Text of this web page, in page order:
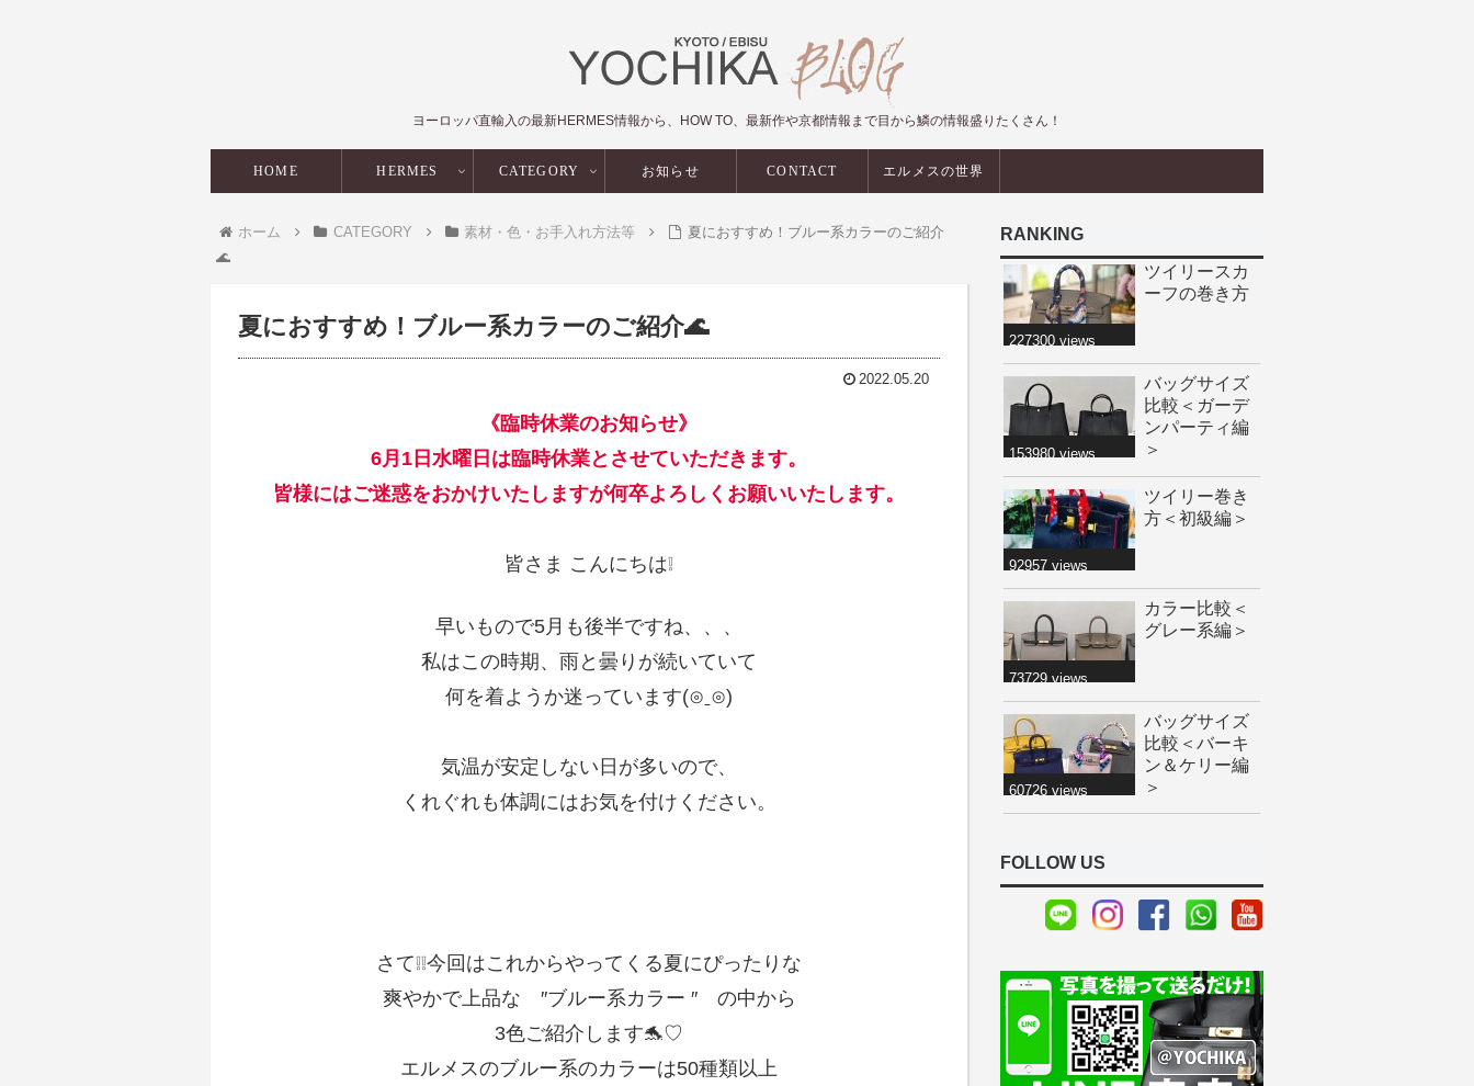
ヨーロッパ直輸入の最新HERMES情報から、HOW TO、最新作や京都情報まで目から鱗の情報盛りたくさん！
HOME HERMES CATEGORY お知らせ CONTACT エルメスの世界
ホーム CATEGORY 素材・色・お手入れ方法等
夏におすすめ！ブルー系カラーのご紹介
🌊
夏におすすめ！ブルー系カラーのご紹介🌊
2022.05.20
《臨時休業のお知らせ》
6月1日水曜日は臨時休業とさせていただきます。
皆様にはご迷惑をおかけいたしますが何卒よろしくお願いいたします。
皆さま こんにちは❕
早いもので5月も後半ですね、、、
私はこの時期、雨と曇りが続いていて
何を着ようか迷っています(⊙ˍ⊙)
気温が安定しない日が多いので、
くれぐれも体調にはお気を付けください。
さて❕❕今回はこれからやってくる夏にぴったりな
爽やかで上品な ″ブルー系カラー ″ の中から
3色ご紹介します🐬♡
エルメスのブルー系のカラーは50種類以上
RANKING
ツイリースカ
ーフの巻き方
227300 views
バッグサイズ
比較＜ガーデ
ンパーティ編
＞
153980 views
ツイリー巻き
方＜初級編＞
92957 views
カラー比較＜
グレー系編＞
73729 views
バッグサイズ
比較＜バーキ
ン＆ケリー編
＞
60726 views
FOLLOW US